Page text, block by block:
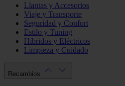
Llantas y Accesorios
Viaje y Transporte
Seguridad y Confort
Estilo y Tuning
Híbridos y Eléctricos
Limpieza y Cuidado
Recambios